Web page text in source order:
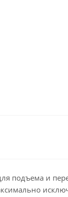
подъема и